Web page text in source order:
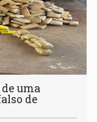
uma
de